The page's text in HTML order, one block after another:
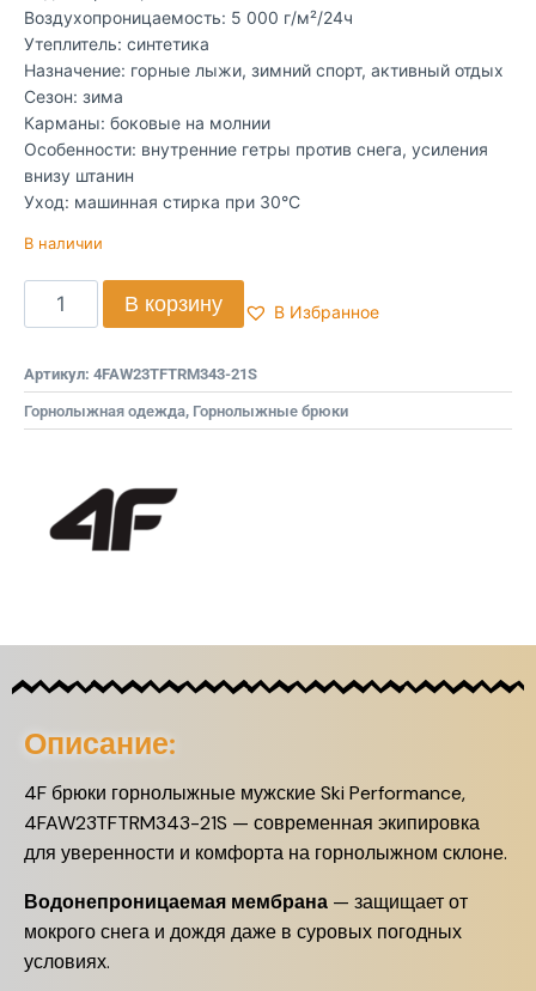
Воздухопроницаемость: 5 000 г/м²/24ч
Утеплитель: синтетика
Назначение: горные лыжи, зимний спорт, активный отдых
Сезон: зима
Карманы: боковые на молнии
Особенности: внутренние гетры против снега, усиления
внизу штанин
Уход: машинная стирка при 30°С
В наличии
В корзину В Избранное
Артикул: 4FAW23TFTRM343-21S
Горнолыжная одежда, Горнолыжные брюки
Описание:
4F брюки горнолыжные мужские Ski Performance,
4FAW23TFTRM343-21S — современная экипировка
для уверенности и комфорта на горнолыжном склоне.
Водонепроницаемая мембрана — защищает от
мокрого снега и дождя даже в суровых погодных
условиях.